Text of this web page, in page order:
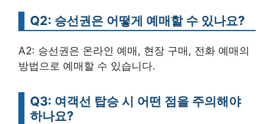
Q2: 승선권은 어떻게 예매할 수 있나요?
A2: 승선권은 온라인 예매, 현장 구매, 전화 예매의
방법으로 예매할 수 있습니다.
Q3: 여객선 탑승 시 어떤 점을 주의해야
하나요?